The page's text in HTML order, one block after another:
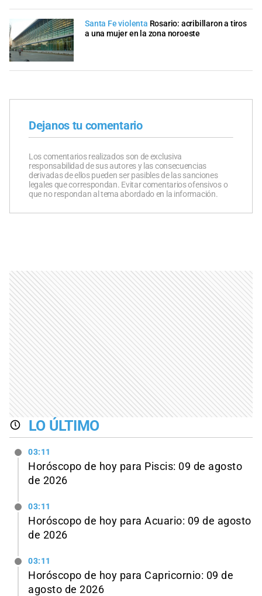
Santa Fe violenta Rosario: acribillaron a tiros
a una mujer en la zona noroeste
Dejanos tu comentario
Los comentarios realizados son de exclusiva
responsabilidad de sus autores y las consecuencias
derivadas de ellos pueden ser pasibles de las sanciones
legales que correspondan. Evitar comentarios ofensivos o
que no respondan al tema abordado en la información.
LO ÚLTIMO
03:11
Horóscopo de hoy para Piscis: 09 de agosto
de 2026
03:11
Horóscopo de hoy para Acuario: 09 de agosto
de 2026
03:11
Horóscopo de hoy para Capricornio: 09 de
agosto de 2026